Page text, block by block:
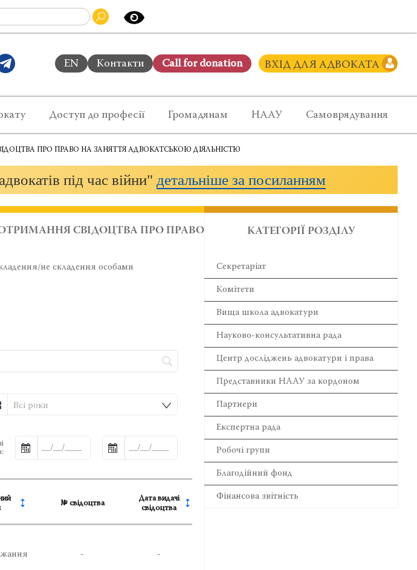
EN Контакти Сall for donation ВХІД ДЛЯ АДВОКАТА
Доступ до професії Громадянам НААУ Самоврядування
ПРО ПРАВО НА ЗАНЯТТЯ АДВОКАТСЬКОЮ ДІЯЛЬНІСТЮ
під час війни" детальніше за посиланням
СВІДОЦТВА ПРО ПРАВО
не складення особами
Всі роки
№ свідоцтва
Дата видачі
свідоцтва
- -
КАТЕГОРІЇ РОЗДІЛУ
Секретаріат
Комітети
Вища школа адвокатури
Науково-консультативна рада
Центр досліджень адвокатури і права
Представники НААУ за кордоном
Партнери
Експертна рада
Робочі групи
Благодійний фонд
Фінансова звітність